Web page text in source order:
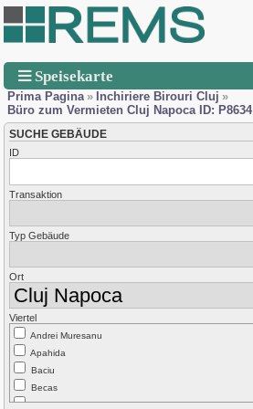
Speisekarte
Prima Pagina » Inchiriere Birouri Cluj »
Büro zum Vermieten Cluj Napoca ID: P8634
SUCHE GEBÄUDE
ID
Transaktion
Typ Gebäude
Ort
Viertel
Andrei Muresanu
Apahida
Baciu
Becas
Borhanci